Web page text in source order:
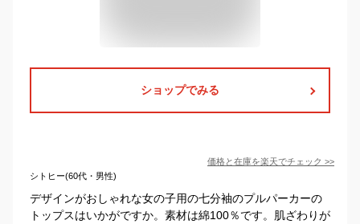
ショップでみる
価格と在庫を楽天でチェック >>
シトヒー(60代・男性)
デザインがおしゃれな女の子用の七分袖のプルパーカーの
トップスはいかがですか。素材は綿100％です。肌ざわりが